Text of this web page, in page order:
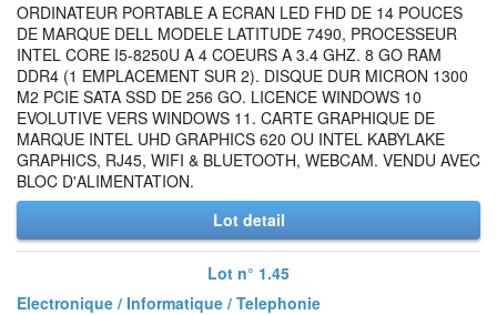
ORDINATEUR PORTABLE A ECRAN LED FHD DE 14 POUCES
DE MARQUE DELL MODELE LATITUDE 7490, PROCESSEUR
INTEL CORE I5-8250U A 4 COEURS A 3.4 GHZ. 8 GO RAM
DDR4 (1 EMPLACEMENT SUR 2). DISQUE DUR MICRON 1300
M2 PCIE SATA SSD DE 256 GO. LICENCE WINDOWS 10
EVOLUTIVE VERS WINDOWS 11. CARTE GRAPHIQUE DE
MARQUE INTEL UHD GRAPHICS 620 OU INTEL KABYLAKE
GRAPHICS, RJ45, WIFI & BLUETOOTH, WEBCAM. VENDU AVEC
BLOC D'ALIMENTATION.
Lot detail
Lot n° 1.45
Electronique / Informatique / Telephonie